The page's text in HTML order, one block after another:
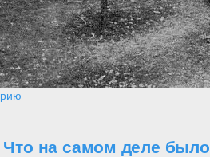
Что на самом деле было